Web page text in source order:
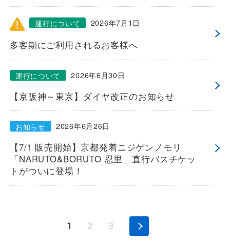
多客期にご利用されるお客様へ
2026年7月1日
運行について
【京阪神～東京】ダイヤ改正のお知らせ
2026年6月30日
運行について
【7/1 販売開始】京都発着ニジゲンノモリ
「NARUTO&BORUTO 忍里」直行バスチケッ
トがついに登場！
2026年6月26日
お知らせ
1 2 3